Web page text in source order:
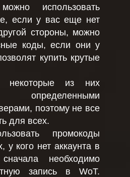
использовать
если у вас еще нет
стороны, можно
коды, если они у
купить крутые
некоторые из них
поэтому не все
для всех.
промокоды
у кого нет аккаунта в
необходимо
запись в WoT.